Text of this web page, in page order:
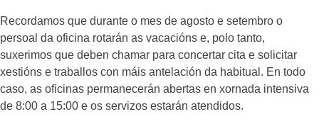
Recordamos que durante o mes de agosto e setembro o
persoal da oficina rotarán as vacacións e, polo tanto,
suxerimos que deben chamar para concertar cita e solicitar
xestións e traballos con máis antelación da habitual. En todo
caso, as oficinas permanecerán abertas en xornada intensiva
de 8:00 a 15:00 e os servizos estarán atendidos.